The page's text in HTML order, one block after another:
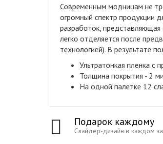
Современным модницам не
огромный спектр продукции
разработок,
легко отделяется после
технологией). В результате
Ультратонкая пленка с
Толщина покрытия - 2
На одной палетке 12
Подарок каждому
Слайдер-дизайн в каждом